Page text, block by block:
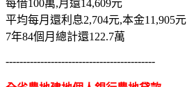
每借100萬,月還14,609元
平均每月還利息2,704元,本金11,905元
7年84個月總計還122.7萬
-------------------------------------------